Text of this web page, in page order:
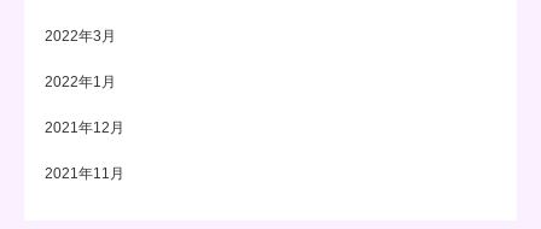
2022年3月
2022年1月
2021年12月
2021年11月